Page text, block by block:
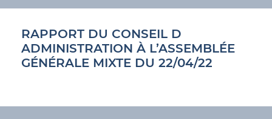
RAPPORT DU CONSEIL D
ADMINISTRATION À L’ASSEMBLÉE
GÉNÉRALE MIXTE DU 22/04/22